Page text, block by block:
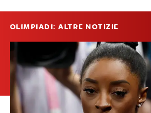
OLIMPIADI: ALTRE NOTIZIE